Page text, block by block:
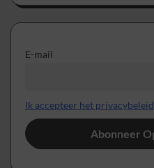
E-mail
Ik accepteer het privacybeleid